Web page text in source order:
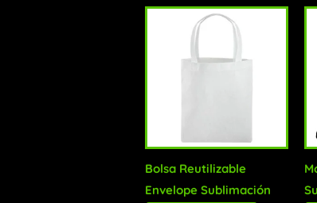
Bolsa Reutilizable
Envelope Sublimación